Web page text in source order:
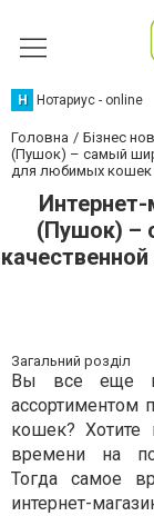
Н Нотариус - online
Головна Бізнес
(Пушок) – самый
для любимых кошек
(Пушок) –
Загальний розділ
Вы все еще в
ассортиментом
кошек? Хотите
времени на
Тогда самое
интернет-